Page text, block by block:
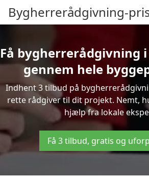
Bygherrerådgivning-
Få bygherrerådgivning
gennem hele
Indhent 3 tilbud på
rette rådgiver til dit projekt. Nemt,
hjælp fra lokale
Få 3 tilbud, gratis og